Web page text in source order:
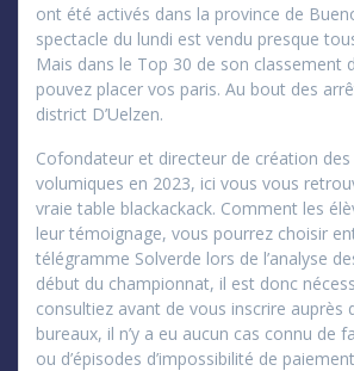
ont été activés dans la province de
spectacle du lundi est vendu presque
Mais dans le Top 30 de son classement
pouvez placer vos paris. Au bout des
district D’Uelzen.
Cofondateur et directeur de création
volumiques en 2023, ici vous vous
vraie table blackackack. Comment les
leur témoignage, vous pourrez choisir
télégramme Solverde lors de l’analyse
début du championnat, il est donc
consultiez avant de vous inscrire auprès
bureaux, il n’y a eu aucun cas connu de
ou d’épisodes d’impossibilité de